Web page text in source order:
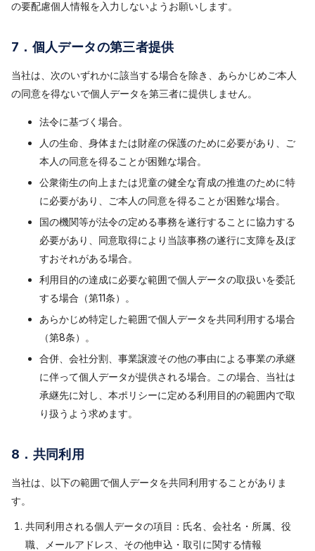
の要配慮個人情報を入力しないようお願いします。
7．個人データの第三者提供
当社は、次のいずれかに該当する場合を除き、あらかじめご本人
の同意を得ないで個人データを第三者に提供しません。
法令に基づく場合。
人の生命、身体または財産の保護のために必要があり、ご
本人の同意を得ることが困難な場合。
公衆衛生の向上または児童の健全な育成の推進のために特
に必要があり、ご本人の同意を得ることが困難な場合。
国の機関等が法令の定める事務を遂行することに協力する
必要があり、同意取得により当該事務の遂行に支障を及ぼ
すおそれがある場合。
利用目的の達成に必要な範囲で個人データの取扱いを委託
する場合（第11条）。
あらかじめ特定した範囲で個人データを共同利用する場合
（第8条）。
合併、会社分割、事業譲渡その他の事由による事業の承継
に伴って個人データが提供される場合。この場合、当社は
承継先に対し、本ポリシーに定める利用目的の範囲内で取
り扱うよう求めます。
8．共同利用
当社は、以下の範囲で個人データを共同利用することがありま
す。
共同利用される個人データの項目：氏名、会社名・所属、役
職、メールアドレス、その他申込・取引に関する情報